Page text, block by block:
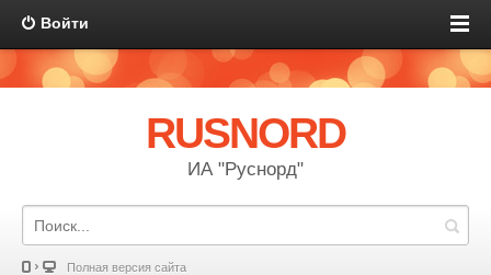
Войти
RUSNORD
ИА "Руснорд"
Полная версия сайта